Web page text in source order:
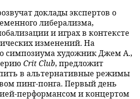
доклады экспертов о
либерализма,
и играх в контексте
изменений. На
симпозиума художник Джем А.,
Crit Club, предложит
в альтернативные режимы
пинг-понга. Первый день
перформансом и концертом